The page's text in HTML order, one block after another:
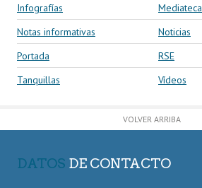
Infografías
Mediateca
Notas informativas
Noticias
Portada
RSE
Tanquillas
Vídeos
VOLVER ARRIBA
DATOS DE CONTACTO